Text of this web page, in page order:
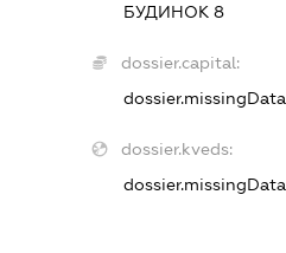
БУДИНОК 8
dossier.capital:
dossier.missingData
dossier.kveds:
dossier.missingData